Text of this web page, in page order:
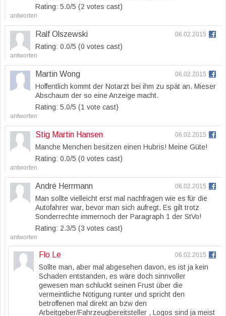
Rating: 5.0/5 (2 votes cast)
antworten
Ralf Olszewski 06.02.2015
Rating: 0.0/5 (0 votes cast)
antworten
Martin Wong 06.02.2015
Hoffentlich kommt der Notarzt bei ihm zu spät an. Mieser
Abschaum der so eine Anzeige macht.
Rating: 5.0/5 (1 vote cast)
antworten
Stig Martin Hansen 06.02.2015
Manche Menchen besitzen einen Hubris! Meine Güte!
Rating: 0.0/5 (0 votes cast)
antworten
André Herrmann 06.02.2015
Man sollte vielleicht erst mal nachfragen wie es für die
Autofahrer war, bevor man sich aufregt. Es gilt trotz
Sonderrechte immernoch der Paragraph 1 der StVo!
Rating: 2.3/5 (3 votes cast)
antworten
Flo Le 06.02.2015
Sollte man, aber mal abgesehen davon, es ist ja kein
Schaden entstanden, es wäre doch sinnvoller
gewesen man schluckt seinen Frust über die
vermeintliche Nötigung runter und spricht den
betroffenen mal direkt an bzw den
Arbeitgeber/Fahrzeugbereitsteller , Logos sind ja meist